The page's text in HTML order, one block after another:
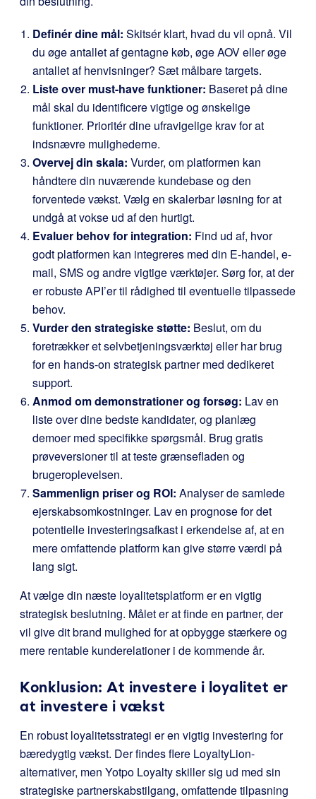
Definér dine mål: Skitsér klart, hvad du vil opnå. Vil
du øge antallet af gentagne køb, øge AOV eller øge
antallet af henvisninger? Sæt målbare targets.
Liste over must-have funktioner: Baseret på dine
mål skal du identificere vigtige og ønskelige
funktioner. Prioritér dine ufravigelige krav for at
indsnævre mulighederne.
Overvej din skala: Vurder, om platformen kan
håndtere din nuværende kundebase og den
forventede vækst. Vælg en skalerbar løsning for at
undgå at vokse ud af den hurtigt.
Evaluer behov for integration: Find ud af, hvor
godt platformen kan integreres med din E-handel, e-
mail, SMS og andre vigtige værktøjer. Sørg for, at der
er robuste API’er til rådighed til eventuelle tilpassede
behov.
Vurder den strategiske støtte: Beslut, om du
foretrækker et selvbetjeningsværktøj eller har brug
for en hands-on strategisk partner med dedikeret
support.
Anmod om demonstrationer og forsøg: Lav en
liste over dine bedste kandidater, og planlæg
demoer med specifikke spørgsmål. Brug gratis
prøveversioner til at teste grænsefladen og
brugeroplevelsen.
Sammenlign priser og ROI: Analyser de samlede
ejerskabsomkostninger. Lav en prognose for det
potentielle investeringsafkast i erkendelse af, at en
mere omfattende platform kan give større værdi på
lang sigt.
At vælge din næste loyalitetsplatform er en vigtig
strategisk beslutning. Målet er at finde en partner, der
vil give dit brand mulighed for at opbygge stærkere og
mere rentable kunderelationer i de kommende år.
Konklusion: At investere i loyalitet er
at investere i vækst
En robust loyalitetsstrategi er en vigtig investering for
bæredygtig vækst. Der findes flere LoyaltyLion-
alternativer, men Yotpo Loyalty skiller sig ud med sin
strategiske partnerskabstilgang, omfattende tilpasning